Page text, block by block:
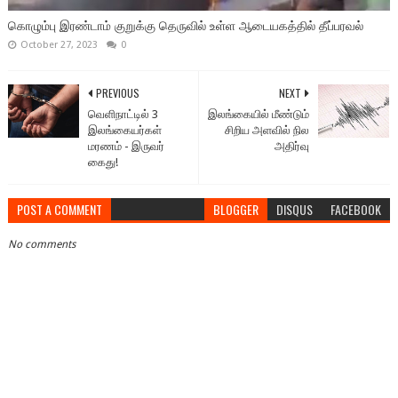
கொழும்பு இரண்டாம் குறுக்கு தெருவில் உள்ள ஆடையகத்தில் தீப்பரவல்
October 27, 2023 0
NEXT
இலங்கையில் மீண்டும்
சிறிய அளவில் நில
அதிர்வு
PREVIOUS
வெளிநாட்டில் 3
இலங்கையர்கள்
மரணம் - இருவர்
கைது!
POST A COMMENT BLOGGER DISQUS FACEBOOK
No comments